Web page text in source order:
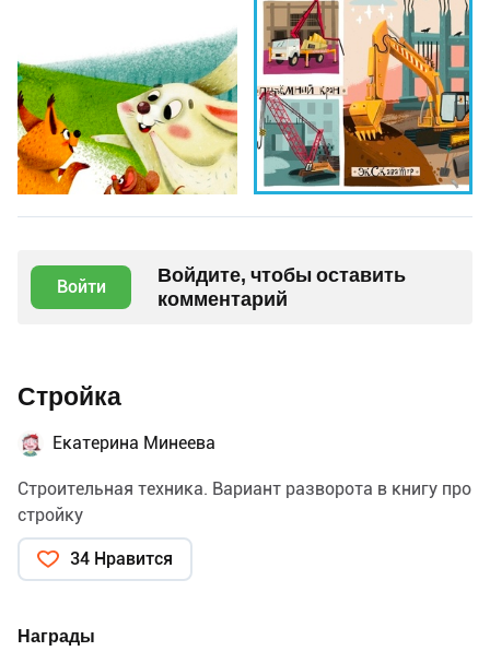
Войти
Войдите, чтобы оставить
комментарий
Стройка
Екатерина Минеева
Строительная техника. Вариант разворота в книгу про
стройку
34 Нравится
Награды